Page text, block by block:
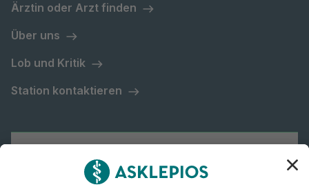
Ärztin oder Arzt finden
Über uns
Lob und Kritik
Station kontaktieren
Asklepios Gruppe